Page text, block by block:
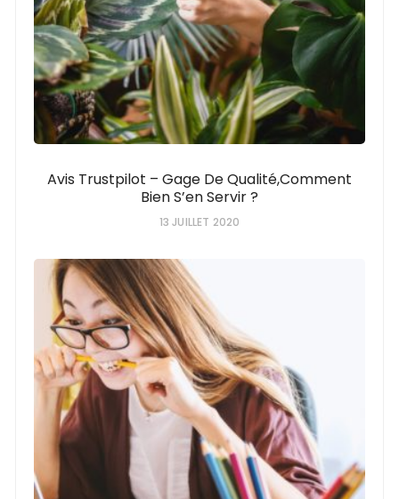
Avis Trustpilot – Gage De Qualité,comment
Bien S’en Servir ?
13 JUILLET 2020